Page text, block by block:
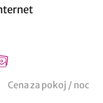
Cena za pokoj / noc